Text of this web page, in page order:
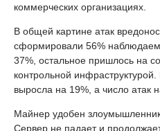
коммерческих организациях.
В общей картине атак
сформировали 56%
37%, остальное пришлось на
контрольной инфраструктурой.
выросла на 19%, а число атак
Майнер удобен
Сервер не падает и